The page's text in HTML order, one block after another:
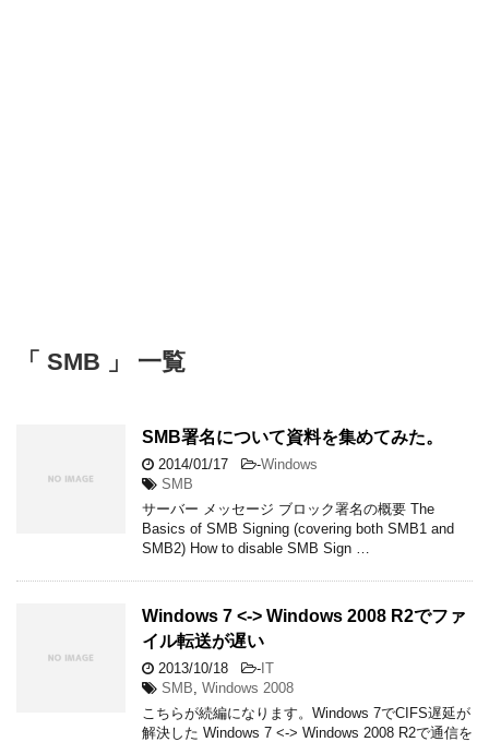
「 SMB 」 一覧
SMB署名について資料を集めてみた。
2014/01/17 -Windows
SMB
サーバー メッセージ ブロック署名の概要 The
Basics of SMB Signing (covering both SMB1 and
SMB2) How to disable SMB Sign …
Windows 7 <-> Windows 2008 R2でファ
イル転送が遅い
2013/10/18 -IT
SMB Windows 2008
こちらが続編になります。Windows 7でCIFS遅延が
解決した Windows 7 <-> Windows 2008 R2で通信を